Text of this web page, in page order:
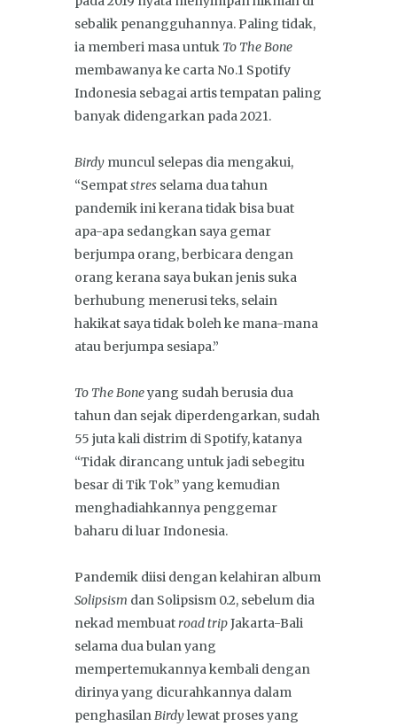
sebalik penangguhannya. Paling tidak,
ia memberi masa untuk To The Bone
membawanya ke carta No.1 Spotify
Indonesia sebagai artis tempatan paling
banyak didengarkan pada 2021.
Birdy muncul selepas dia mengakui,
“Sempatstres selama dua tahun
pandemik ini kerana tidak bisa buat
apa-apa sedangkan saya gemar
berjumpa orang, berbicara dengan
orang kerana saya bukan jenis suka
berhubung menerusi teks, selain
hakikat saya tidak boleh ke mana-mana
atau berjumpa sesiapa.”
To The Boneyang sudah berusia dua
tahun dan sejak diperdengarkan, sudah
55 juta kali distrim di Spotify, katanya
“Tidak dirancang untuk jadi sebegitu
besar di Tik Tok” yang kemudian
menghadiahkannya penggemar
baharu di luar Indonesia.
Pandemik diisi dengan kelahiran album
Solipsism dan Solipsism 0.2, sebelum dia
nekad membuatroad tripJakarta-Bali
selama dua bulan yang
mempertemukannya kembali dengan
dirinya yang dicurahkannya dalam
penghasilanBirdylewat proses yang